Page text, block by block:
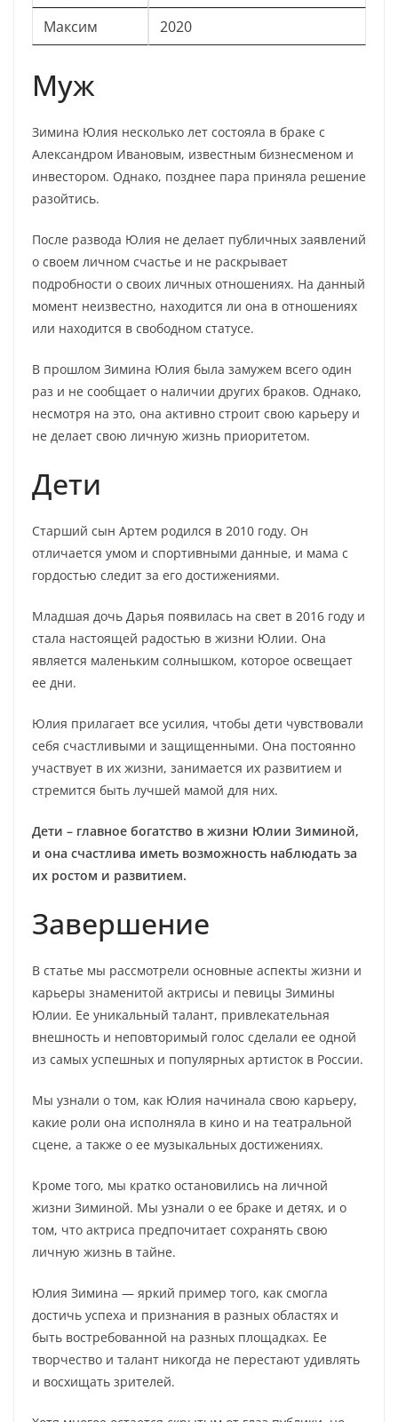
Максим
2020
Муж
Зимина Юлия несколько лет состояла в браке с
Александром Ивановым, известным бизнесменом и
инвестором. Однако, позднее пара приняла решение
разойтись.
После развода Юлия не делает публичных заявлений
о своем личном счастье и не раскрывает
подробности о своих личных отношениях. На данный
момент неизвестно, находится ли она в отношениях
или находится в свободном статусе.
В прошлом Зимина Юлия была замужем всего один
раз и не сообщает о наличии других браков. Однако,
несмотря на это, она активно строит свою карьеру и
не делает свою личную жизнь приоритетом.
Дети
Старший сын Артем родился в 2010 году. Он
отличается умом и спортивными данные, и мама с
гордостью следит за его достижениями.
Младшая дочь Дарья появилась на свет в 2016 году и
стала настоящей радостью в жизни Юлии. Она
является маленьким солнышком, которое освещает
ее дни.
Юлия прилагает все усилия, чтобы дети чувствовали
себя счастливыми и защищенными. Она постоянно
участвует в их жизни, занимается их развитием и
стремится быть лучшей мамой для них.
Дети – главное богатство в жизни Юлии Зиминой,
и она счастлива иметь возможность наблюдать за
их ростом и развитием.
Завершение
В статье мы рассмотрели основные аспекты жизни и
карьеры знаменитой актрисы и певицы Зимины
Юлии. Ее уникальный талант, привлекательная
внешность и неповторимый голос сделали ее одной
из самых успешных и популярных артисток в России.
Мы узнали о том, как Юлия начинала свою карьеру,
какие роли она исполняла в кино и на театральной
сцене, а также о ее музыкальных достижениях.
Кроме того, мы кратко остановились на личной
жизни Зиминой. Мы узнали о ее браке и детях, и о
том, что актриса предпочитает сохранять свою
личную жизнь в тайне.
Юлия Зимина — яркий пример того, как смогла
достичь успеха и признания в разных областях и
быть востребованной на разных площадках. Ее
творчество и талант никогда не перестают удивлять
и восхищать зрителей.